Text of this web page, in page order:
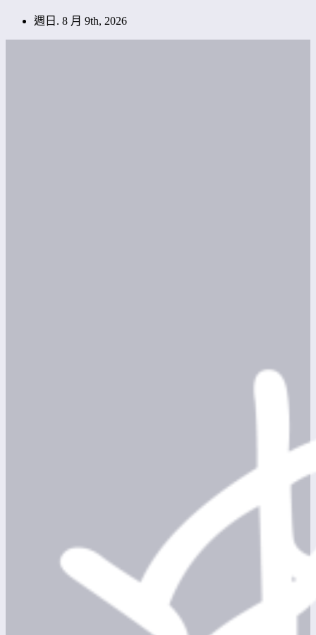
至
週日. 8 月 9th, 2026